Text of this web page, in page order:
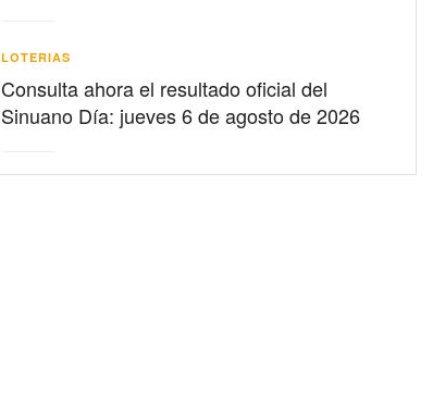
LOTERIAS
Consulta ahora el resultado oficial del
Sinuano Día: jueves 6 de agosto de 2026